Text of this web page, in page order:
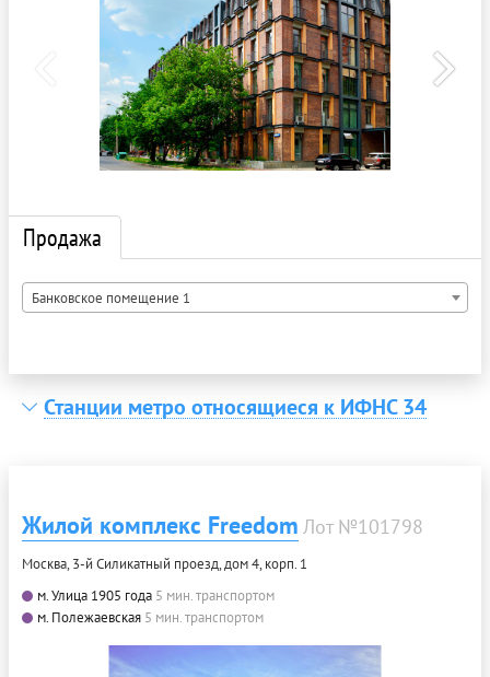
Продажа
Банковское помещение 1
Станции метро относящиеся к ИФНС 34
Жилой комплекс Freedom Лот №101798
Москва, 3-й Силикатный проезд, дом 4, корп. 1
м. Улица 1905 года 5 мин. транспортом
м. Полежаевская 5 мин. транспортом